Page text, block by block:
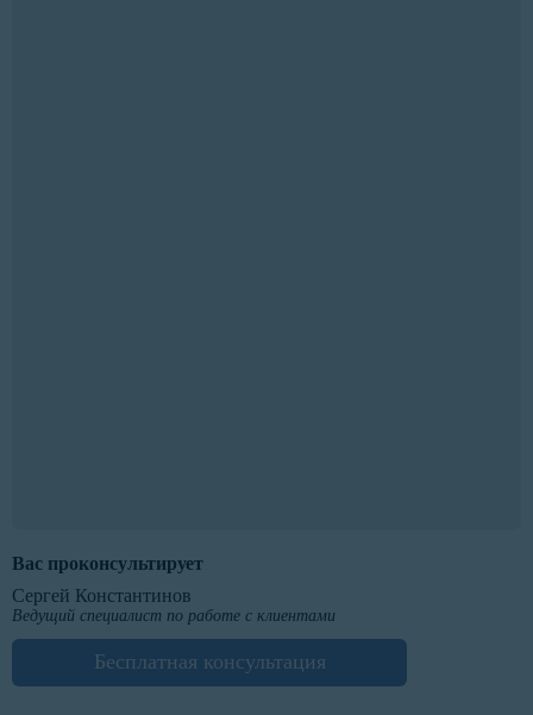
Вас проконсультирует
Сергей Константинов
Ведущий специалист по работе с клиентами
Бесплатная консультация